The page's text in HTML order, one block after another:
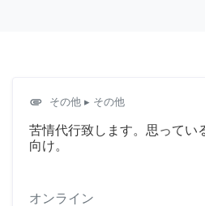
attachment その他 ▸ その他
苦情代行致します。思ってい
向け。
オンライン